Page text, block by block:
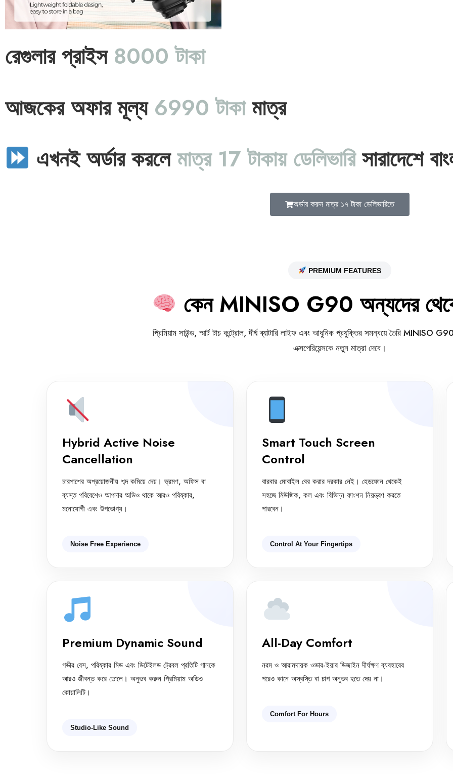
রেগুলার প্রাইস 8000 টাকা
আজকের অফার মূল্য 6990 টাকা মাত্র
এখনই অর্ডার করলেমাত্র 17 টাকায় ডেলিভারি সারাদেশে
অর্ডার করুন মাত্র ১৭ টাকা ডেলিভারিতে
PREMIUM FEATURES
কেন MINISO G90 অন্যদের
প্রিমিয়াম সাউন্ড, স্মার্ট টাচ কন্ট্রোল, দীর্ঘ ব্যাটারি লাইফ এবং আধুনিক প্রযুক্তির সমন্বয়ে তৈরি MINISO
এক্সপেরিয়েন্সকে নতুন মাত্রা দেবে।
Hybrid Active Noise
Cancellation
চারপাশের অপ্রয়োজনীয় শব্দ কমিয়ে দেয়। ভ্রমণ, অফিস বা
ব্যস্ত পরিবেশেও আপনার অডিও থাকে আরও পরিষ্কার,
মনোযোগী এবং উপভোগ্য।
Noise Free Experience
Smart Touch Screen
Control
বারবার মোবাইল বের করার দরকার নেই। হেডফোন থেকেই
সহজে মিউজিক, কল এবং বিভিন্ন ফাংশন নিয়ন্ত্রণ করতে
পারবেন।
Control At Your Fingertips
Premium Dynamic Sound
গভীর বেস, পরিষ্কার মিড এবং ডিটেইলড ট্রেবল প্রতিটি গানকে
আরও জীবন্ত করে তোলে। অনুভব করুন প্রিমিয়াম অডিও
কোয়ালিটি।
Studio-Like Sound
All-Day Comfort
নরম ও আরামদায়ক ওভার-ইয়ার ডিজাইন দীর্ঘক্ষণ ব্যবহারের
পরেও কানে অস্বস্তি বা চাপ অনুভব হতে দেয় না।
Comfort For Hours